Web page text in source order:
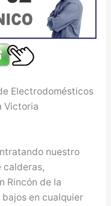
Electrodomésticos
Victoria
nuestro
calderas,
Rincón de la
en cualquier